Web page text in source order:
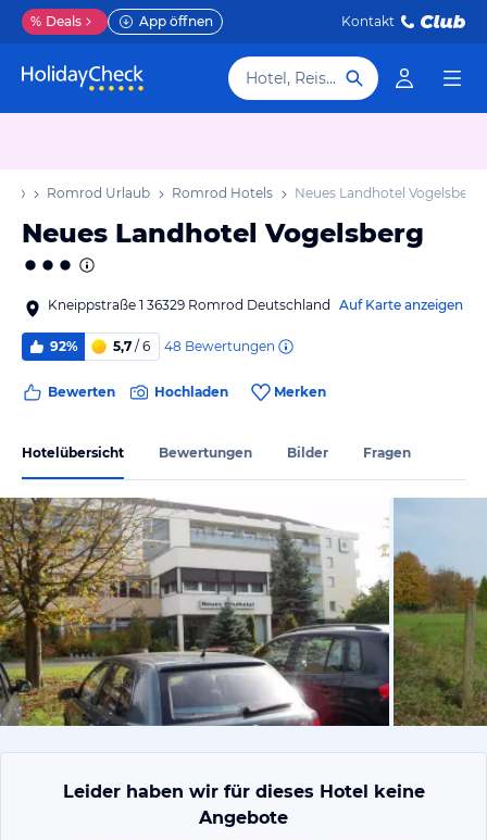
% Deals App öffnen Kontakt
Hotel, Reiseziel
Romrod Urlaub Romrod Hotels Neues Landhotel Vogelsberg
Neues Landhotel Vogelsberg
Kneippstraße 1 36329 Romrod Deutschland Auf Karte anzeigen
92% 5,7 / 6 48 Bewertungen
Bewerten Hochladen Merken
Hotelübersicht Bewertungen Bilder Fragen
von Britta,
Leider haben wir für dieses Hotel keine
Angebote